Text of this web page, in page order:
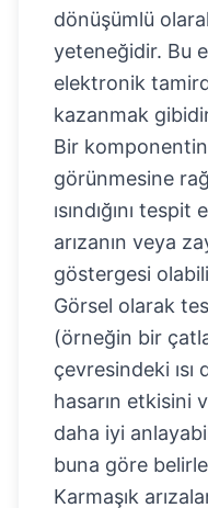
dönüşümlü
yeteneğidir. Bu
elektronik
kazanmak
Bir
görünmesine
ısındığını
arızanın veya
göstergesi
Görsel olarak
(örneğin bir
çevresindeki ısı
hasarın etkisini
daha iyi
buna göre
Karmaşık